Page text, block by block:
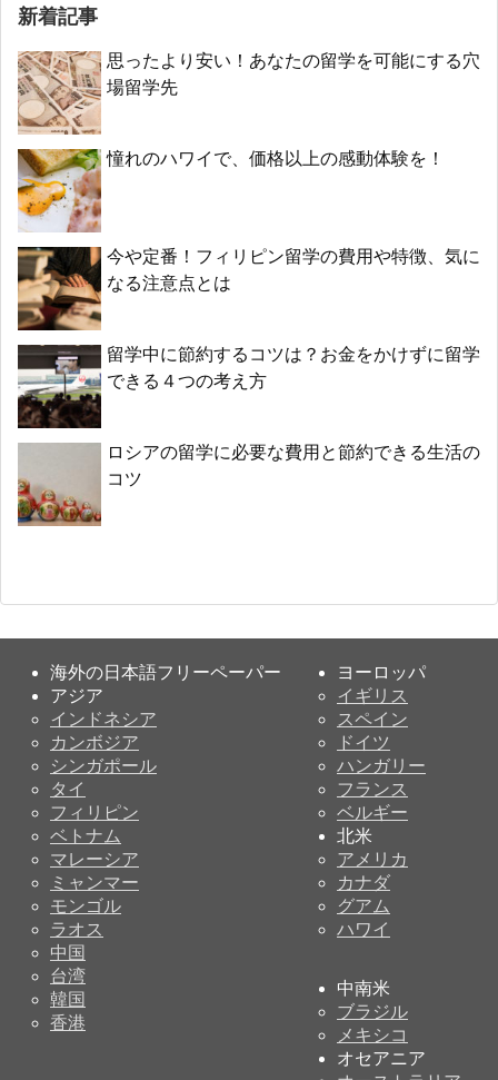
新着記事
思ったより安い！あなたの留学を可能にする穴
場留学先
憧れのハワイで、価格以上の感動体験を！
今や定番！フィリピン留学の費用や特徴、気に
なる注意点とは
留学中に節約するコツは？お金をかけずに留学
できる４つの考え方
ロシアの留学に必要な費用と節約できる生活の
コツ
海外の日本語フリーペーパー
アジア
インドネシア
カンボジア
シンガポール
タイ
フィリピン
ベトナム
マレーシア
ミャンマー
モンゴル
ラオス
中国
台湾
韓国
香港
ヨーロッパ
イギリス
スペイン
ドイツ
ハンガリー
フランス
ベルギー
北米
アメリカ
カナダ
グアム
ハワイ
中南米
ブラジル
メキシコ
オセアニア